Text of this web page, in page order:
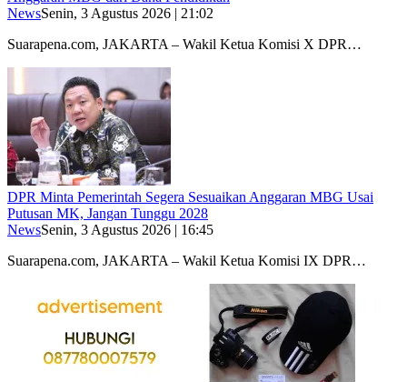
NewsSenin, 3 Agustus 2026 | 21:02
Suarapena.com, JAKARTA – Wakil Ketua Komisi X DPR…
DPR Minta Pemerintah Segera Sesuaikan Anggaran MBG Usai
Putusan MK, Jangan Tunggu 2028
NewsSenin, 3 Agustus 2026 | 16:45
Suarapena.com, JAKARTA – Wakil Ketua Komisi IX DPR…